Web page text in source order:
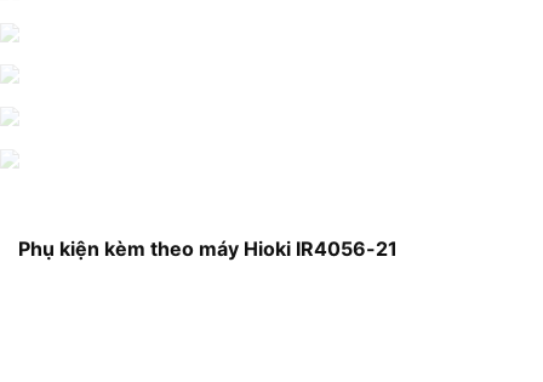
Phụ kiện kèm theo máy Hioki IR4056-21